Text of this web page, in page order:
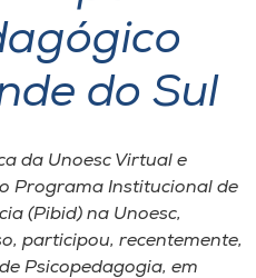
do Sul
da Unoesc Virtual e
Programa Institucional de
(Pibid) na Unoesc,
participou, recentemente,
Psicopedagogia, em